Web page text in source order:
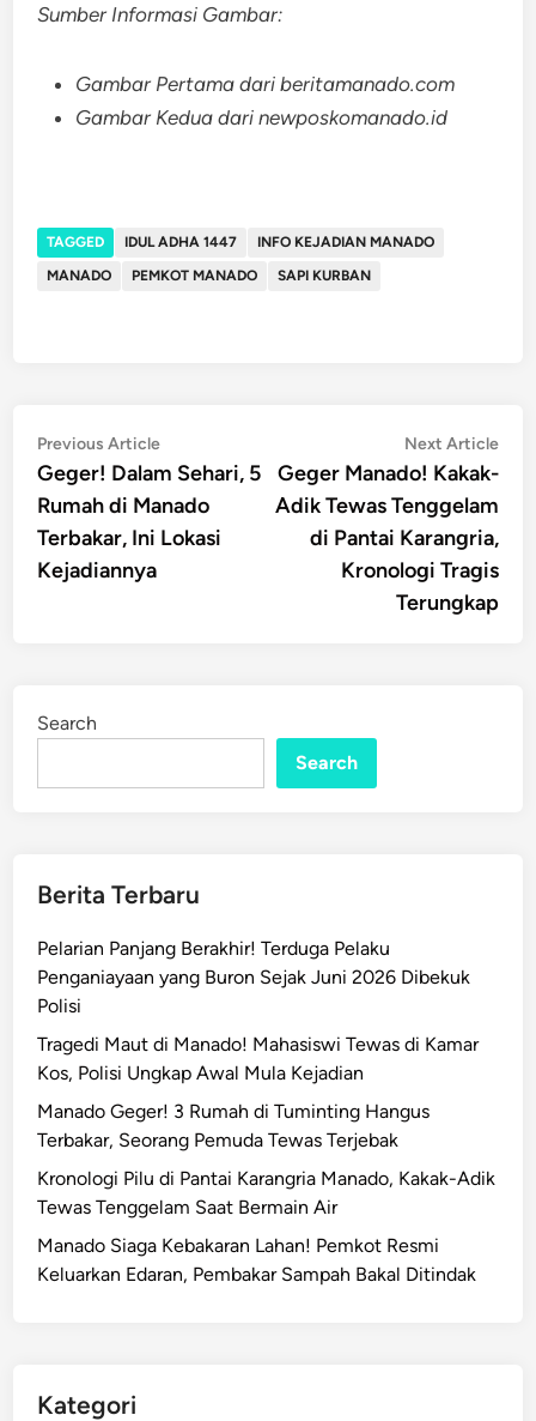
Sumber Informasi Gambar:
Gambar Pertama dari beritamanado.com
Gambar Kedua dari newposkomanado.id
TAGGED IDUL ADHA 1447
INFO KEJADIAN MANADO
MANADO
PEMKOT MANADO SAPI KURBAN
Post
navigation
Previous ArticlePrevious
article:
Geger! Dalam Sehari, 5
Rumah di Manado
Terbakar, Ini Lokasi
Kejadiannya
Next Article
Geger Manado! Kakak-
Adik Tewas Tenggelam
di Pantai Karangria,
Kronologi Tragis
Terungkap
Search
Search
Berita Terbaru
Pelarian Panjang Berakhir! Terduga Pelaku
Penganiayaan yang Buron Sejak Juni 2026 Dibekuk
Polisi
Tragedi Maut di Manado! Mahasiswi Tewas di Kamar
Kos, Polisi Ungkap Awal Mula Kejadian
Manado Geger! 3 Rumah di Tuminting Hangus
Terbakar, Seorang Pemuda Tewas Terjebak
Kronologi Pilu di Pantai Karangria Manado, Kakak-Adik
Tewas Tenggelam Saat Bermain Air
Manado Siaga Kebakaran Lahan! Pemkot Resmi
Keluarkan Edaran, Pembakar Sampah Bakal Ditindak
Kategori